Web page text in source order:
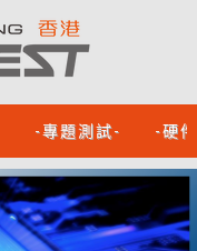
-專題測試- -硬